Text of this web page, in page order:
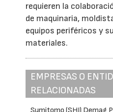
requieren la
de maquinaria,
equipos periféricos y
materiales.
EMPRESAS O
RELACIONADAS